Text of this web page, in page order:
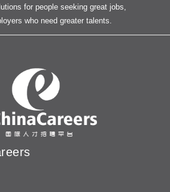
for people seeking great jobs,
who need greater talents.